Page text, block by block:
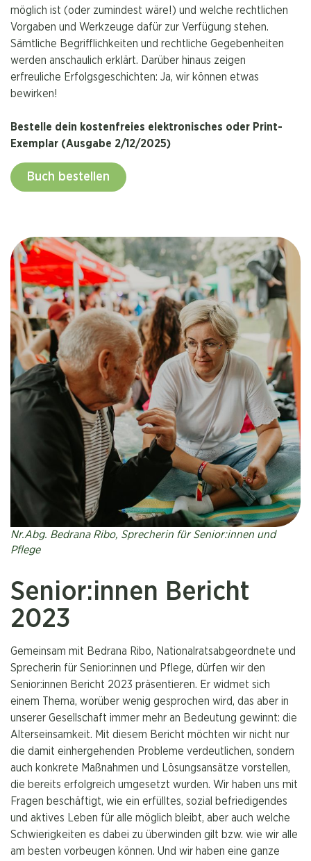
möglich ist (oder zumindest wäre!) und welche rechtlichen
Vorgaben und Werkzeuge dafür zur Verfügung stehen.
Sämtliche Begrifflichkeiten und rechtliche Gegebenheiten
werden anschaulich erklärt. Darüber hinaus zeigen
erfreuliche Erfolgsgeschichten: Ja, wir können etwas
bewirken!
Bestelle dein kostenfreies elektronisches oder Print-
Exemplar (Ausgabe 2/12/2025)
Buch bestellen
Senior:innen Bericht
2023
Gemeinsam mit Bedrana Ribo, Nationalratsabgeordnete und
Sprecherin für Senior:innen und Pflege, dürfen wir den
Senior:innen Bericht 2023 präsentieren. Er widmet sich
einem Thema, worüber wenig gesprochen wird, das aber in
unserer Gesell­schaft immer mehr an Bedeutung gewinnt: die
Alterseinsamkeit. Mit diesem Bericht möchten wir nicht nur
die damit einhergehenden Pro­bleme verdeutlichen, sondern
auch konkrete Maßnahmen und Lösungs­ansätze vorstellen,
die bereits erfolgreich umgesetzt wurden. Wir haben uns mit
Fragen beschäftigt, wie ein erfülltes, sozial befriedigendes
und aktives Leben für alle möglich bleibt, aber auch welche
Schwierigkeiten es dabei zu überwinden gilt bzw. wie wir alle
am besten vorbeugen können. Und wir haben eine ganze
Nr.Abg. Bedrana Ribo, Sprecherin für Senior:innen und
Pflege